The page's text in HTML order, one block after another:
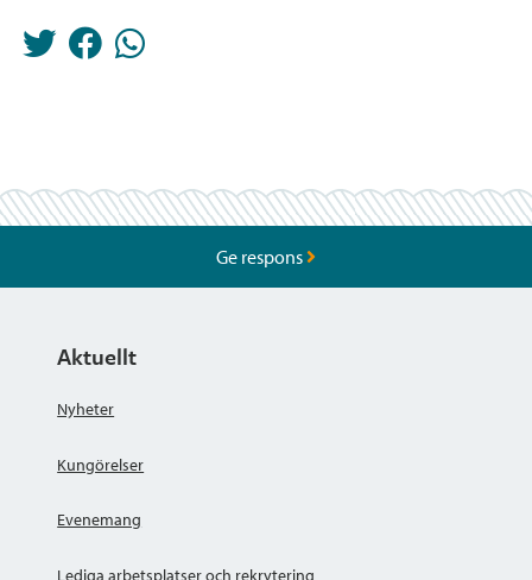
Ge respons
Aktuellt
Nyheter
Kungörelser
Evenemang
Lediga arbetsplatser och rekrytering